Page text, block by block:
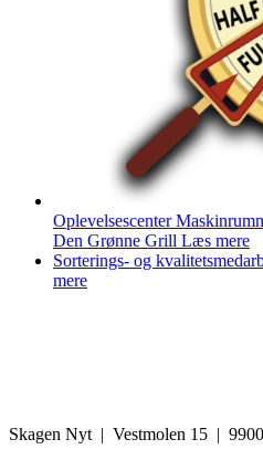
Oplevelsescenter
Den Grønne Grill Læs mere
Sorterings- og
mere
Skagen Nyt | Vestmolen 15 |